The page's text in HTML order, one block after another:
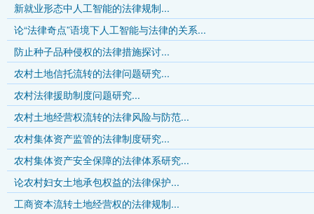
新就业形态中人工智能的法律规制...
论“法律奇点”语境下人工智能与法律的关系...
防止种子品种侵权的法律措施探讨...
农村土地信托流转的法律问题研究...
农村法律援助制度问题研究...
农村土地经营权流转的法律风险与防范...
农村集体资产监管的法律制度研究...
农村集体资产安全保障的法律体系研究...
论农村妇女土地承包权益的法律保护...
工商资本流转土地经营权的法律规制...